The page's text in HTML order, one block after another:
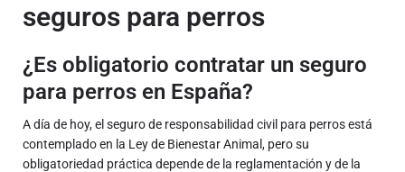
seguros para perros
¿Es obligatorio contratar un seguro
para perros en España?
A día de hoy, el seguro de responsabilidad civil para perros está
contemplado en la Ley de Bienestar Animal, pero su
obligatoriedad práctica depende de la reglamentación y de la